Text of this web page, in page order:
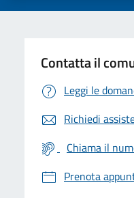
Contatta il
Leggi le
Richiedi
Chiama il
Prenota